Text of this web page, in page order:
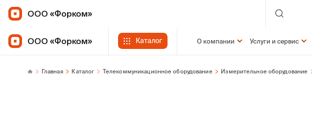
ООО «Форком»
ООО «Форком» Каталог О компании Услуги и сервис
Главная Каталог Телекоммуникационное оборудование Измерительное оборудование